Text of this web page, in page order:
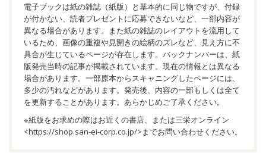
電子ブックは紙の雑誌（紙版）と基本的に同じ物ですが、付録
が付かない、読者プレゼントに応募できないなど、一部内容が
異なる場合があります。また紙の雑誌のレイアウトを流用して
いるため、画像の重複や見開きの絵柄のズレなど、見え方に不
具合が生じているページが存在します。バックナンバーは、紙
版発売当時の記事が掲載されています。現在の情報とは異なる
場合があります。一部原本からスキャニングしたページには、
多少の汚れなどがあります。発売後、内容の一部もしくは全て
を更新することがあります。あらかじめご了承ください。
※紙版をお求めの際はお近くの書店、または三栄オンライン
<https://shop.san-ei-corp.co.jp/>までお問い合わせください。